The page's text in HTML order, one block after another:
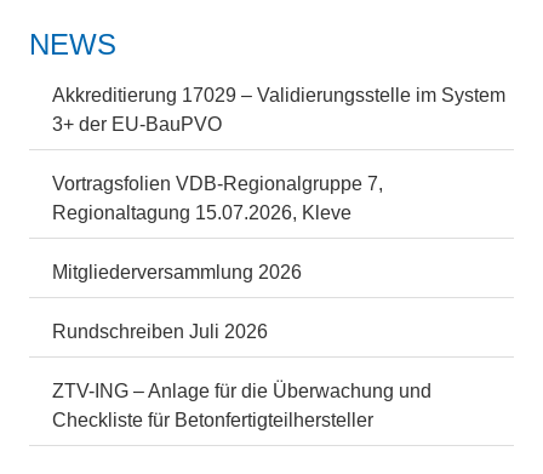
NEWS
Akkreditierung 17029 – Validierungsstelle im System
3+ der EU-BauPVO
Vortragsfolien VDB-Regionalgruppe 7,
Regionaltagung 15.07.2026, Kleve
Mitgliederversammlung 2026
Rundschreiben Juli 2026
ZTV-ING – Anlage für die Überwachung und
Checkliste für Betonfertigteilhersteller